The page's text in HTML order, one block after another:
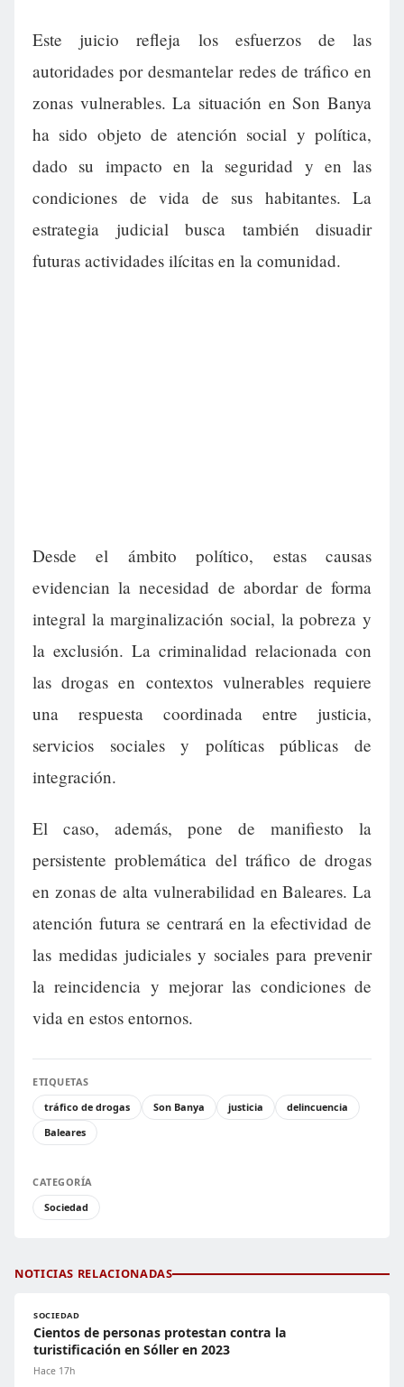
Este juicio refleja los esfuerzos de las
autoridades por desmantelar redes de tráfico en
zonas vulnerables. La situación en Son Banya
ha sido objeto de atención social y política,
dado su impacto en la seguridad y en las
condiciones de vida de sus habitantes. La
estrategia judicial busca también disuadir
futuras actividades ilícitas en la comunidad.
Desde el ámbito político, estas causas
evidencian la necesidad de abordar de forma
integral la marginalización social, la pobreza y
la exclusión. La criminalidad relacionada con
las drogas en contextos vulnerables requiere
una respuesta coordinada entre justicia,
servicios sociales y políticas públicas de
integración.
El caso, además, pone de manifiesto la
persistente problemática del tráfico de drogas
en zonas de alta vulnerabilidad en Baleares. La
atención futura se centrará en la efectividad de
las medidas judiciales y sociales para prevenir
la reincidencia y mejorar las condiciones de
vida en estos entornos.
ETIQUETAS
tráfico de drogas
Son Banya justicia
delincuencia
Baleares
CATEGORÍA
Sociedad
NOTICIAS RELACIONADAS
SOCIEDAD
Cientos de personas protestan contra la
turistificación en Sóller en 2023
Hace 17h